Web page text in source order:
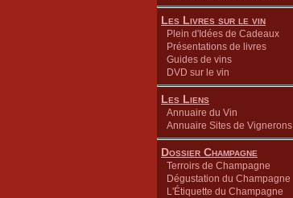
Les Livres sur le vin
Plein d'Idées de Cadeaux
Présentations de livres
Guides de vins
DVD sur le vin
Les Liens
Annuaire du Vin
Annuaire Sites de Vignerons
Dossier Champagne
Terroirs de Champagne
Dégustation du Champagne
L'Étiquette du Champagne